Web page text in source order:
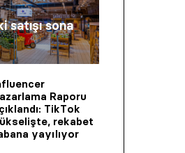
satışı sona
Raporu
TikTok
rekabet
yayılıyor